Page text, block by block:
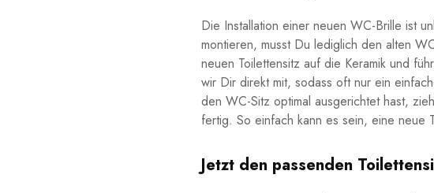
Die Installation einer neuen WC-Brille ist
montieren, musst Du lediglich den alten
neuen Toilettensitz auf die Keramik und
wir Dir direkt mit, sodass oft nur ein
den WC-Sitz optimal ausgerichtet hast,
fertig. So einfach kann es sein, eine neue
Jetzt den passenden